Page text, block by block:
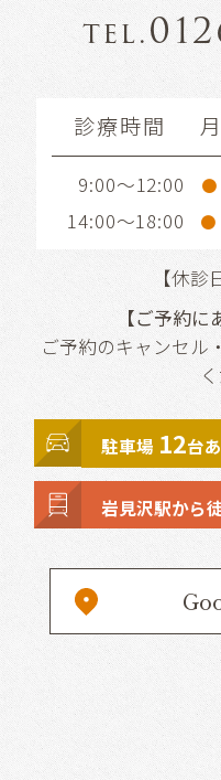
tel.
診療時間 月
9:00～12:00 ●
14:00～18:00 ●
【休診
【ご予約に
ご予約のキャンセル
駐車場 12台
岩見沢駅から